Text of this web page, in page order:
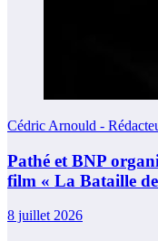
Cédric Arnould -
Pathé et BNP
film « La Bataille
8 juillet 2026